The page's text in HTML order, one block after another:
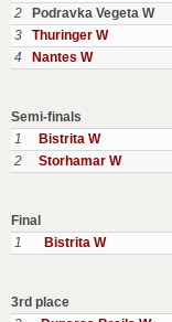
2
Podravka Vegeta W
3
Thuringer W
4
Nantes W
Semi-finals
1
Bistrita W
2
Storhamar W
Final
1
Bistrita W
3rd place